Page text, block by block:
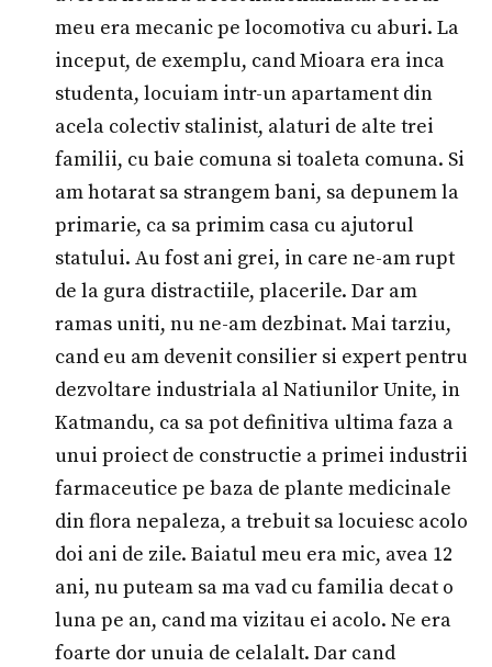
meu era mecanic pe locomotiva cu aburi. La
inceput, de exemplu, cand Mioara era inca
studenta, locuiam intr-un apartament din
acela colectiv stalinist, alaturi de alte trei
familii, cu baie comuna si toaleta comuna. Si
am hotarat sa strangem bani, sa depunem la
primarie, ca sa primim casa cu ajutorul
statului. Au fost ani grei, in care ne-am rupt
de la gura distractiile, placerile. Dar am
ramas uniti, nu ne-am dezbinat. Mai tarziu,
cand eu am devenit consilier si expert pentru
dezvoltare industriala al Natiunilor Unite, in
Katmandu, ca sa pot definitiva ultima faza a
unui proiect de constructie a primei industrii
farmaceutice pe baza de plante medicinale
din flora nepaleza, a trebuit sa locuiesc acolo
doi ani de zile. Baiatul meu era mic, avea 12
ani, nu puteam sa ma vad cu familia decat o
luna pe an, cand ma vizitau ei acolo. Ne era
foarte dor unuia de celalalt. Dar cand